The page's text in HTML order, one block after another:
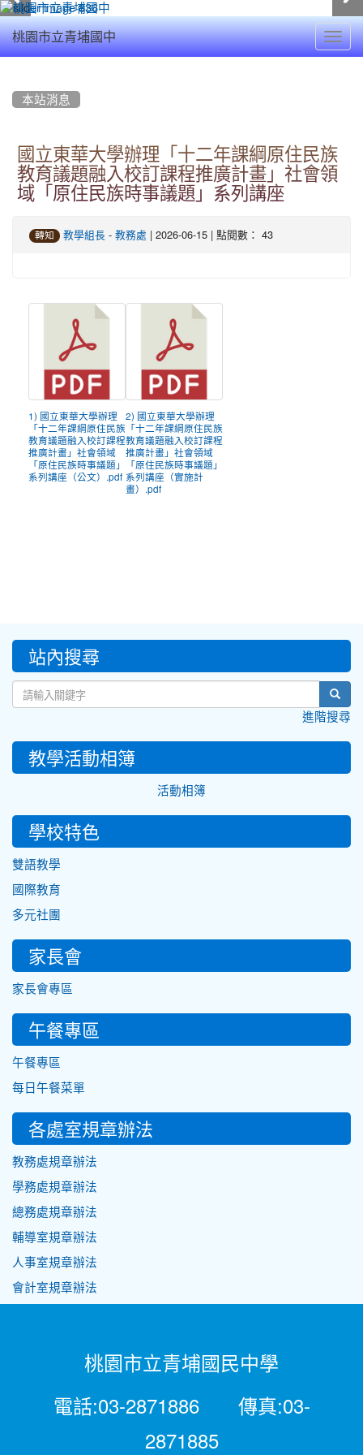
桃園市立青埔國中
本站消息
國立東華大學辦理「十二年課綱原住民族
教育議題融入校訂課程推廣計畫」社會領
域「原住民族時事議題」系列講座
轉知 教學組長 - 教務處 | 2026-06-15 | 點閱數： 43
1) 國立東華大學辦理
「十二年課綱原住民族
教育議題融入校訂課程
推廣計畫」社會領域
「原住民族時事議題」
系列講座（公文）.pdf
2) 國立東華大學辦理
「十二年課綱原住民族
教育議題融入校訂課程
推廣計畫」社會領域
「原住民族時事議題」
系列講座（實施計
畫）.pdf
::: 站內搜尋
進階搜尋
教學活動相簿
活動相簿
學校特色
雙語教學
國際教育
多元社團
家長會
家長會專區
午餐專區
午餐專區
每日午餐菜單
各處室規章辦法
教務處規章辦法
學務處規章辦法
總務處規章辦法
輔導室規章辦法
人事室規章辦法
會計室規章辦法
桃園市立青埔國民中學
電話:03-2871886 傳真:03-
2871885